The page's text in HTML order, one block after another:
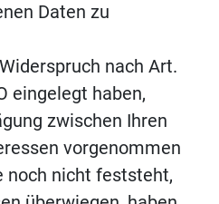
Daten zu
nach Art.
eingelegt haben,
zwischen Ihren
vorgenommen
noch nicht feststeht,